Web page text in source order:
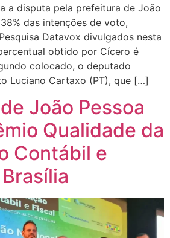
a disputa pela prefeitura de João
das intenções de voto,
Datavox divulgados nesta
obtido por Cícero é
colocado, o deputado
Luciano Cartaxo (PT), que […]
João Pessoa
Qualidade da
Contábil e